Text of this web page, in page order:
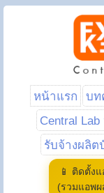
หน้าแรก บท
Central
รับจ้างผลิต
📱 ติดตั้ง
(รวมแอพ